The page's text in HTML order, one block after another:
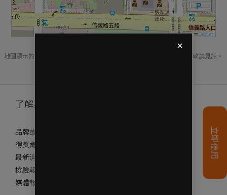
Leaflet
地圖顯示的部分目前有點偏移，工程師正在快馬加鞭修改，造成不便，敬請見諒。
了解果果
品牌故事
得獎肯定
最新消息
檢驗報告
媒體報導